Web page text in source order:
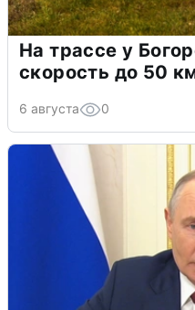
На трассе у
скорость до 50
6 августа 0